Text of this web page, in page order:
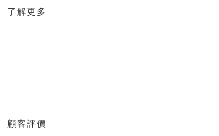
了解更多
顧客評價